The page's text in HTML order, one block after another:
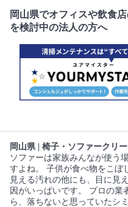
岡山県でオフィスや飲食
を検討中の法人の方へ
岡山県 | 椅子・ソファークリ
ソファーは家族みんなが使う
すよね。 子供が食べ物をこぼ
見える汚れの他にも、目に見
因がいっぱいです。 プロの業
ら、落ちないと思っていたシ